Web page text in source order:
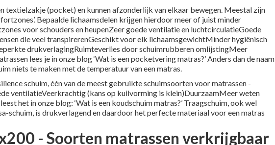
textielzakje (pocket) en kunnen afzonderlijk van elkaar bewegen. Meestal zijn
Bepaalde lichaamsdelen krijgen hierdoor meer of juist minder
voor schouders en heupenZeer goede ventilatie en luchtcirculatieGoede
die veel transpirerenGeschikt voor elk lichaamsgewichtMinder hygiënisch
drukverlagingRuimteverlies door schuimrubberen omlijstingMeer
lees je in onze blog ‘Wat is een pocketvering matras?’ Anders dan de naam
niets te maken met de temperatuur van een matras.
schuim, één van de meest gebruikte schuimsoorten voor matrassen -
ventilatieVeerkrachtig (kans op kuilvorming is klein)DuurzaamMeer weten
het in onze blog: ‘Wat is een koudschuim matras?’ Traagschuim, ook wel
schuim, is drukverlagend en daardoor het perfecte materiaal voor een matras
- Soorten matrassen verkrijgbaar